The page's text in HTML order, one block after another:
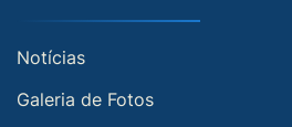
Notícias
Galeria de Fotos